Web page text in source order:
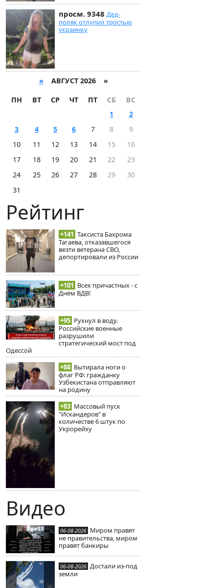
просм. 9348 Дед-
поляк отлупил тростью
украинку
« АВГУСТ 2026 »
ПН ВТ СР ЧТ ПТ СБ
ВС
1
2
3
4 5 6 7 8
9
10
11 12 13 14 15
16
17
18 19 20 21 22
23
24
25 26 27 28 29
30
31
Рейтинг
+141 Таксиста Бахрома
Тагаева, отказавшегося
везти ветерана СВО,
депортировали из России
+101 Всех причастных - с
Днём ВДВ!
+95 Рухнул в воду.
Российские военные
разрушили
стратегический мост под
Одессой
+88 Вытирала ноги о
флаг РФ: гражданку
Узбекистана отправляют
на родину
+83 Массовый пуск
"Искандеров" в
количестве 6 штук по
Укрорейху
Видео
06-08-2026 Миром правят
не правительства, миром
правят банкиры
06-08-2026 Достали из-под
земли